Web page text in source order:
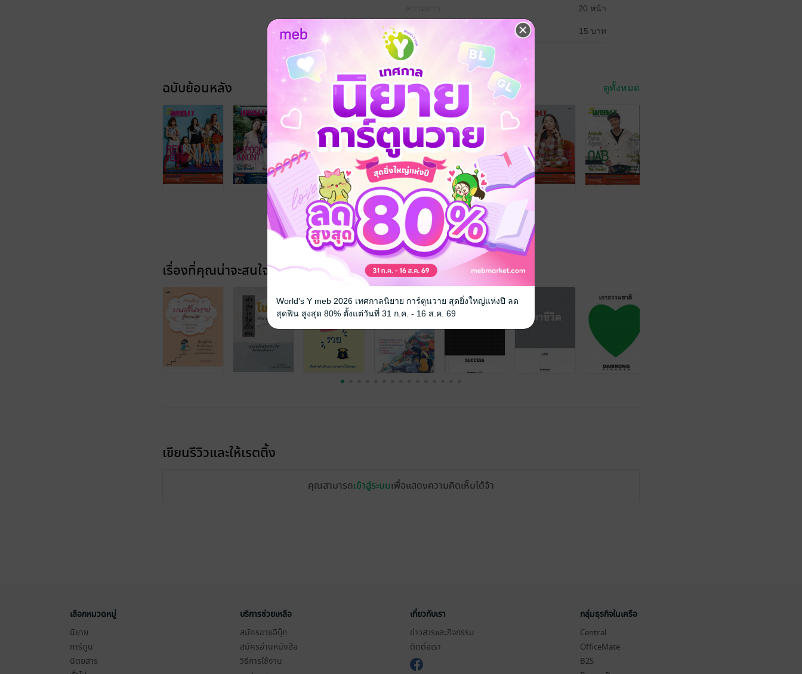
20 หน้า
ราคาปก 15 บาท
ฉบับย้อนหลัง ดูทั้งหมด
เรื่องที่คุณน่าจะสนใจ
เขียนรีวิวและให้เรตติ้ง
คุณสามารถเข้าสู่ระบบเพื่อแสดงความคิดเห็นได้จ้า
เลือกหมวดหมู่
นิยาย
การ์ตูน
นิตยสาร
บริการช่วยเหลือ
สมัครขายอีบุ๊ก
สมัครอ่านหนังสือ
วิธีการใช้งาน
เกี่ยวกับเรา
ข่าวสารและกิจกรรม
ติดต่อเรา
กลุ่มธุรกิจในเครือ
Central
OfficeMate
B2S
World's Y meb 2026 เทศกาลนิยาย การ์ตูนวาย สุดยิ่งใหญ่แห่งปี ลด
สุดฟิน สูงสุด 80% ตั้งแต่วันที่ 31 ก.ค. - 16 ส.ค. 69